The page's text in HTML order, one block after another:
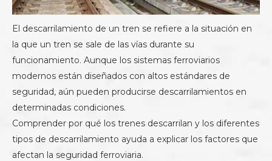
El descarrilamiento de un tren se refiere a la situación en
la que un tren se sale de las vías durante su
funcionamiento. Aunque los sistemas ferroviarios
modernos están diseñados con altos estándares de
seguridad, aún pueden producirse descarrilamientos en
determinadas condiciones.
Comprender por qué los trenes descarrilan y los diferentes
tipos de descarrilamiento ayuda a explicar los factores que
afectan la seguridad ferroviaria.